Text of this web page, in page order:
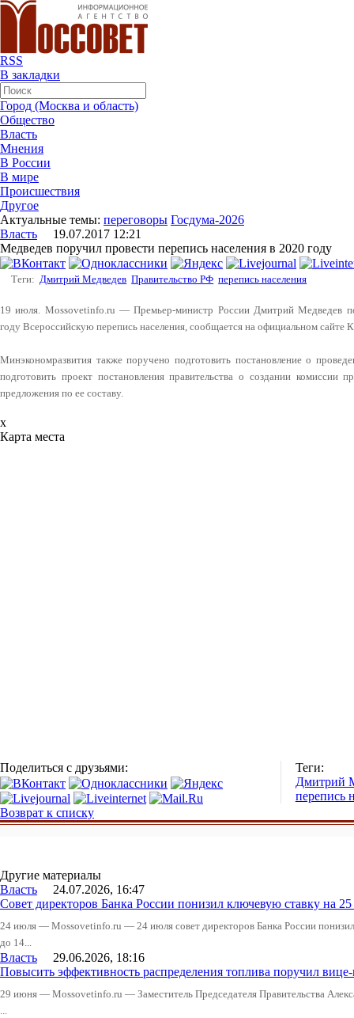
RSS
В закладки
Город (Москва и область)
Общество
Власть
Мнения
В России
В мире
Происшествия
Другое
Актуальные темы: переговоры Госдума-2026
Власть 19.07.2017 12:21
Медведев поручил провести перепись населения в 2020 году
Теги: Дмитрий Медведев Правительство РФ перепись населения
19 июля. Mossovetinfo.ru — Премьер-министр России Дмитрий Медведев
году Всероссийскую перепись населения, сообщается на официальном сайте
Минэкономразвития также поручено подготовить постановление о
подготовить проект постановления правительства о создании комиссии
предложения по ее составу.
x
Карта места
Поделиться с друзьями:
Теги:
Дмитрий
перепись
Возврат к списку
Другие материалы
Власть 24.07.2026, 16:47
Совет директоров Банка России понизил ключевую ставку на
24 июля — Mossovetinfo.ru — 24 июля совет директоров Банка России
до 14...
Власть 29.06.2026, 18:16
Повысить эффективность распределения топлива поручил
29 июня — Mossovetinfo.ru — Заместитель Председателя Правительства
...